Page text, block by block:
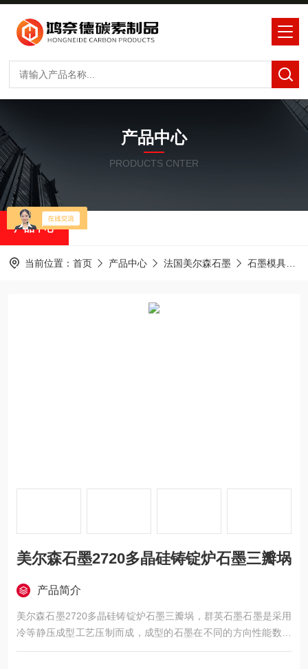
产品中心
PRODUCTS CNTER
产品中心
当前位置： 首页 产品中心 法国美尔森石墨 石墨模具
美尔森石墨2720多晶硅铸锭炉石墨三瓣埚
产品简介
美尔森石墨2720多晶硅铸锭炉石墨三瓣埚，群英石墨石墨是采用
冷等静压成型工艺压制而成，成型的石墨在不同的方向性能数值
相同。它具有一系列的优良特性，从而使它与当今高新技术，国